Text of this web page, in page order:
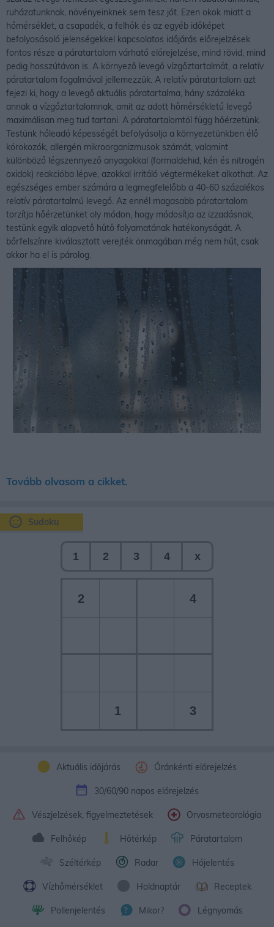
Aktuális időjárás Óránkénti előrejelzés
30/60/90 napos előrejelzés
Vészjelzések, figyelmeztetések Orvosmeteorológia
Felhőkép Hőtérkép Páratartalom
Széltérkép Radar Hójelentés
Vízhőmérséklet Holdnaptár Receptek
Pollenjelentés Mikor? Légnyomás
Sudoku
1 2 3 4 x
2 4
1 3
ruházatunknak, növényeinknek sem tesz jót. Ezen okok miatt a
hőmérséklet, a csapadék, a felhők és az egyéb időképet
befolyosásoló jelenségekkel kapcsolatos időjárás előrejelzések
fontos része a páratartalom várható előrejelzése, mind rövid, mind
pedig hosszútávon is. A környező levegő vízgőztartalmát, a relatív
páratartalom fogalmával jellemezzük. A relatív páratartalom azt
fejezi ki, hogy a levegő aktuális páratartalma, hány százaléka
annak a vízgőztartalomnak, amit az adott hőmérsékletű levegő
maximálisan meg tud tartani. A páratartalomtól függ hőérzetünk.
Testünk hőleadó képességét befolyásolja a környezetünkben élő
kórokozók, allergén mikroorganizmusok számát, valamint
különböző légszennyező anyagokkal (formaldehid, kén és nitrogén
oxidok) reakcióba lépve, azokkal irritáló végtermékeket alkothat. Az
egészséges ember számára a legmegfelelőbb a 40-60 százalékos
relatív páratartalmú levegő. Az ennél magasabb páratartalom
torzítja hőérzetünket oly módon, hogy módosítja az izzadásnak,
testünk egyik alapvető hűtő folyamatának hatékonyságát. A
bőrfelszínre kiválasztott verejték önmagában még nem hűt, csak
akkor ha el is párolog.
Tovább olvasom a cikket.